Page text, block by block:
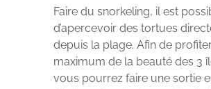
Faire du snorkeling, il est
d’apercevoir des tortues
depuis la plage. Afin de
maximum de la beauté des 3
vous pourrez faire une sortie